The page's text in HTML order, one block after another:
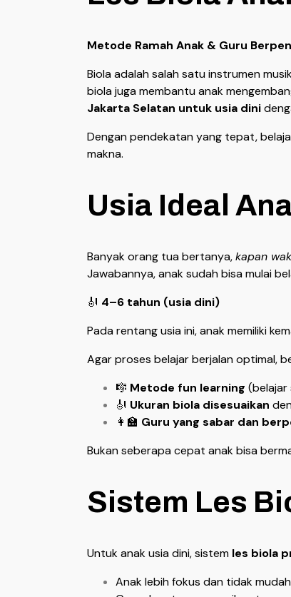
Metode Ramah Anak & Guru
Biola adalah salah satu instrumen
biola juga membantu anak
Jakarta Selatan untuk usia dini
Dengan pendekatan yang tepat,
makna.
Usia Ideal
Banyak orang tua bertanya,kapan
Jawabannya, anak sudah bisa mulai
🎻 4–6 tahun (usia dini)
Pada rentang usia ini, anak memiliki
Agar proses belajar berjalan optimal,
🎼 Metode fun learning (belajar
🎻 Ukuran biola disesuaikan
👩‍🏫 Guru yang sabar dan
Bukan seberapa cepat anak bisa
Sistem Les
Untuk anak usia dini, sistem les biola
Anak lebih fokus dan tidak